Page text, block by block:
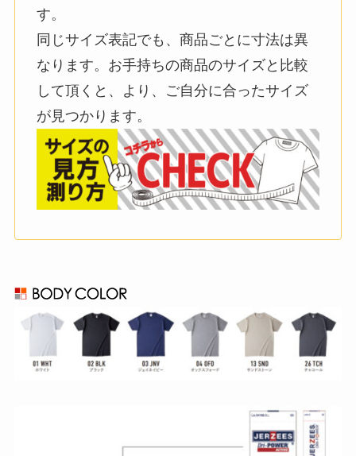
す。
同じサイズ表記でも、商品ごとに寸法は異
なります。お手持ちの商品のサイズと比較
して頂くと、より、ご自分に合ったサイズ
が見つかります。